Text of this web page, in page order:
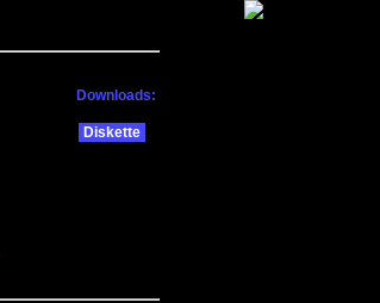
Downloads:
Diskette